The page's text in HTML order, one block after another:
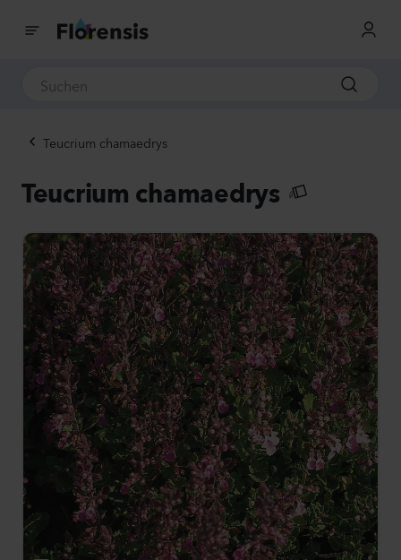
Teucrium chamaedrys
Teucrium chamaedrys